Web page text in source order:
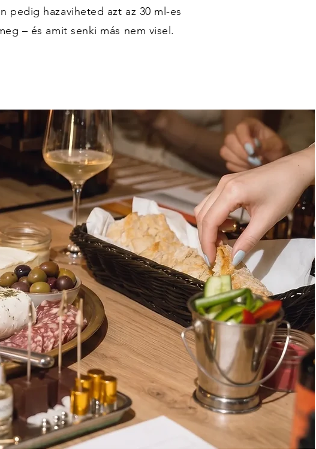
pedig hazaviheted azt az 30 ml-es
– és amit senki más nem visel.